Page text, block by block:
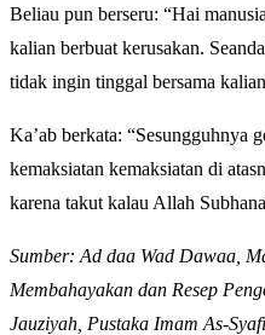
Beliau pun berseru: “Hai
kalian berbuat kerusakan.
tidak ingin tinggal bersama
Ka’ab berkata: “Sesungguhnya
kemaksiatan kemaksiatan di
karena takut kalau Allah
Sumber: Ad daa Wad Dawaa,
Membahayakan dan Resep
Jauziyah, Pustaka Imam As-